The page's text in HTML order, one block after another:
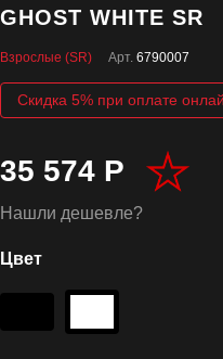
GHOST WHITE SR
Взрослые (SR) Арт. 6790007
Скидка 5% при оплате
35 574 Р
Нашли дешевле?
Цвет